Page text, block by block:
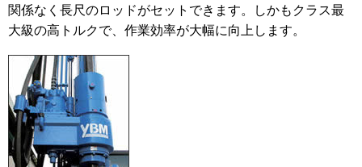
関係なく長尺のロッドがセットできます。しかもクラス最
大級の高トルクで、作業効率が大幅に向上します。